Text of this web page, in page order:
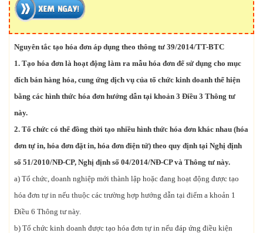
Nguyên tắc tạo hóa đơn áp dụng theo thông tư 39/2014/TT-BTC
1. Tạo hóa đơn là hoạt động làm ra mẫu hóa đơn để sử dụng cho mục
đích bán hàng hóa, cung ứng dịch vụ của tổ chức kinh doanh thể hiện
bằng các hình thức hóa đơn hướng dẫn tại khoản 3 Điều 3 Thông tư
này.
2. Tổ chức có thể đồng thời tạo nhiều hình thức hóa đơn khác nhau (hóa
đơn tự in, hóa đơn đặt in, hóa đơn điện tử) theo quy định tại Nghị định
số 51/2010/NĐ-CP, Nghị định số 04/2014/NĐ-CP và Thông tư này.
a) Tổ chức, doanh nghiệp mới thành lập hoặc đang hoạt động được tạo
hóa đơn tự in nếu thuộc các trường hợp hướng dẫn tại điểm a khoản 1
Điều 6 Thông tư này.
b) Tổ chức kinh doanh được tạo hóa đơn tự in nếu đáp ứng điều kiện